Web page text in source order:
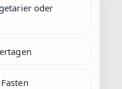
oder